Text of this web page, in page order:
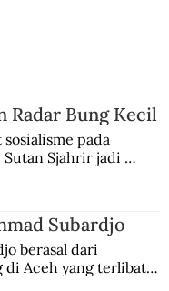
Radar Bung Kecil
pada
Sjahrir jadi
Subardjo
berasal dari
di Aceh yang terlibat